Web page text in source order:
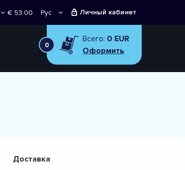
€ 53.00
Рус Личный кабинет
0
Всего: 0 EUR
Оформить
Доставка